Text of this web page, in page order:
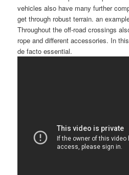
vehicles also have many further
get through robust terrain. an
Throughout the off-road crossings
rope and different accessories. In
de facto essential.